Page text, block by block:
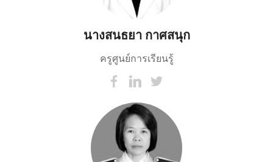
นางสนธยา กาศสนุก
ครูศูนย์การเรียนรู้